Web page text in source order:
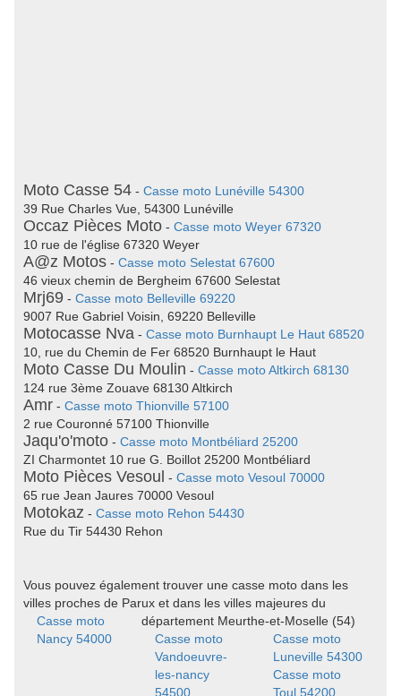
Moto Casse 54 - Casse moto Lunéville 54300
39 Rue Charles Vue, 54300 Lunéville
Occaz Pièces Moto - Casse moto Weyer 67320
10 rue de l'église 67320 Weyer
A@z Motos - Casse moto Selestat 67600
46 vieux chemin de Bergheim 67600 Selestat
Mrj69 - Casse moto Belleville 69220
9007 Rue Gabriel Voisin, 69220 Belleville
Motocasse Nva - Casse moto Burnhaupt Le Haut 68520
10, rue du Chemin de Fer 68520 Burnhaupt le Haut
Moto Casse Du Moulin - Casse moto Altkirch 68130
124 rue 3ème Zouave 68130 Altkirch
Amr - Casse moto Thionville 57100
2 rue Couronné 57100 Thionville
Jaqu'o'moto - Casse moto Montbéliard 25200
ZI Charmontet 10 rue G. Boillot 25200 Montbéliard
Moto Pièces Vesoul - Casse moto Vesoul 70000
65 rue Jean Jaures 70000 Vesoul
Motokaz - Casse moto Rehon 54430
Rue du Tir 54430 Rehon
Vous pouvez également trouver une casse moto dans les
villes proches de Parux et dans les villes majeures du
département Meurthe-et-Moselle (54)
Casse moto
Nancy 54000
Casse moto
Vandoeuvre-
les-nancy
54500
Casse moto
Luneville 54300
Casse moto
Toul 54200